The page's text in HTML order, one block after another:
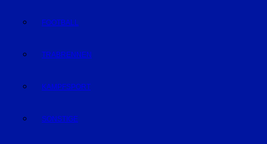
FOOTBALL
TRABRENNEN
KAMPFSPORT
SONSTIGE